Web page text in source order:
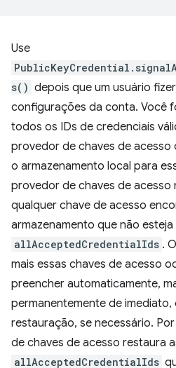
Use
s() depois que um usuário
configurações da conta. Você
todos os IDs de credenciais
provedor de chaves de acesso
o armazenamento local para
provedor de chaves de acesso
qualquer chave de acesso
armazenamento que não esteja
allAcceptedCredentialIds .
mais essas chaves de acesso
preencher automaticamente,
permanentemente de imediato,
restauração, se necessário.
de chaves de acesso restaura
allAcceptedCredentialIds